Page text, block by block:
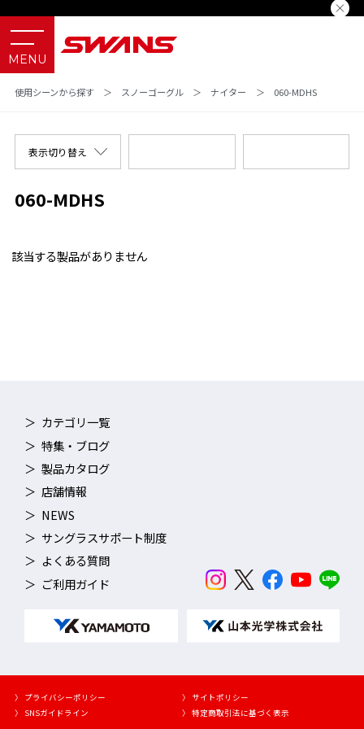
使用シーンから探す ＞ スノーゴーグル ＞ ナイター ＞ 060-MDHS
060-MDHS
表示切り替え
該当する製品がありません
カテゴリ一覧
特集・ブログ
製品カタログ
店舗情報
NEWS
サングラスサポート制度
よくある質問
ご利用ガイド
〉 プライバシーポリシー
〉 サイトポリシー
〉 SNSガイドライン
〉 特定商取引法に基づく表示